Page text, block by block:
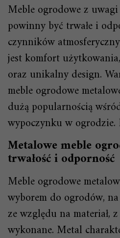
Meble ogrodowe z
powinny być trwałe i
czynników
jest komfort
oraz unikalny design.
meble ogrodowe
dużą popularnością
wypoczynku w ogrodzie.
Metalowe meble
trwałość i odporność
Meble ogrodowe
wyborem do ogrodów,
ze względu na materiał,
wykonane. Metal